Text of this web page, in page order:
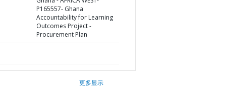
P165557- Ghana
Accountability for Learning
Outcomes Project -
Procurement Plan
更多显示